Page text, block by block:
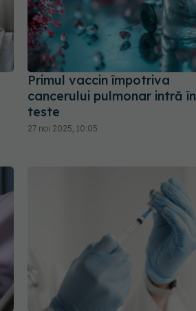
Primul vaccin împotriva
cancerului pulmonar intră în
teste
27 noi 2025, 10:05